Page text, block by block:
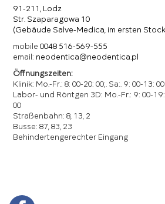
91-211, Lodz
Str. Szaparagowa 10
(Gebäude Salve-Medica, im ersten
mobile0048 516-569-555
email: neodentica@neodentica.pl
Öffnungszeiten:
Klinik: Mo.-Fr.: 8: 00-20: 00;. Sa:. 9: 00-13: 00
Labor- und Röntgen 3D: Mo.-Fr.: 9: 00-19:
00
Straßenbahn: 8, 13, 2
Busse: 87, 83, 23
Behindertengerechter Eingang